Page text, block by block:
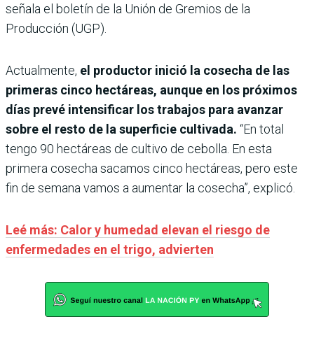
señala el boletín de la Unión de Gremios de la
Producción (UGP).
Actualmente, el productor inició la cosecha de las
primeras cinco hectáreas, aunque en los próximos
días prevé intensificar los trabajos para avanzar
sobre el resto de la superficie cultivada. “En total
tengo 90 hectáreas de cultivo de cebolla. En esta
primera cosecha sacamos cinco hectáreas, pero este
fin de semana vamos a aumentar la cosecha”, explicó.
Leé más: Calor y humedad elevan el riesgo de
enfermedades en el trigo, advierten